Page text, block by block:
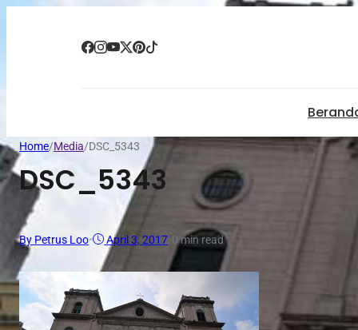
Home/Media/DSC_5343
DSC_5343
By Petrus Loo• April 3, 2017 0 min read